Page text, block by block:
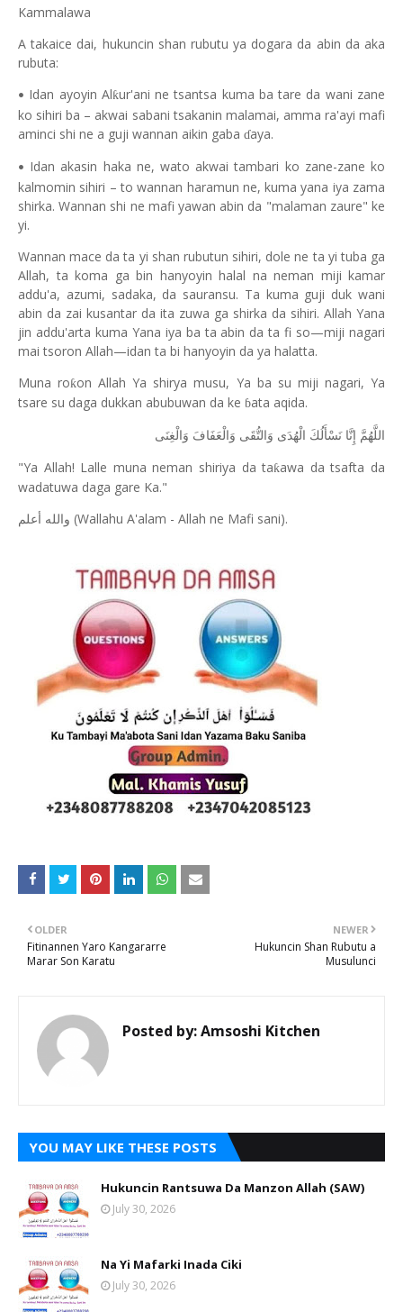
Kammalawa
A takaice dai, hukuncin shan rubutu ya dogara da abin da aka
rubuta:
• Idan ayoyin Alƙur'ani ne tsantsa kuma ba tare da wani zane
ko sihiri ba – akwai sabani tsakanin malamai, amma ra'ayi mafi
aminci shi ne a guji wannan aikin gaba ɗaya.
• Idan akasin haka ne, wato akwai tambari ko zane-zane ko
kalmomin sihiri – to wannan haramun ne, kuma yana iya zama
shirka. Wannan shi ne mafi yawan abin da "malaman zaure" ke
yi.
Wannan mace da ta yi shan rubutun sihiri, dole ne ta yi tuba ga
Allah, ta koma ga bin hanyoyin halal na neman miji kamar
addu'a, azumi, sadaka, da sauransu. Ta kuma guji duk wani
abin da zai kusantar da ita zuwa ga shirka da sihiri. Allah Yana
jin addu'arta kuma Yana iya ba ta abin da ta fi so—miji nagari
mai tsoron Allah—idan ta bi hanyoyin da ya halatta.
Muna roƙon Allah Ya shirya musu, Ya ba su miji nagari, Ya
tsare su daga dukkan abubuwan da ke ɓata aqida.
اللَّهُمَّ إِنَّا نَسْأَلُكَ الْهُدَى وَالتُّقَى وَالْعَفَافَ وَالْغِنَى
"Ya Allah! Lalle muna neman shiriya da taƙawa da tsafta da
wadatuwa daga gare Ka."
والله أعلم (Wallahu A'alam - Allah ne Mafi sani).
NEWER
Hukuncin Shan Rubutu a
Musulunci
OLDER
Fitinannen Yaro Kangararre
Marar Son Karatu
Posted by:Amsoshi Kitchen
YOU MAY LIKE THESE POSTS
Hukuncin Rantsuwa Da Manzon Allah (SAW)
July 30, 2026
Na Yi Mafarki Inada Ciki
July 30, 2026